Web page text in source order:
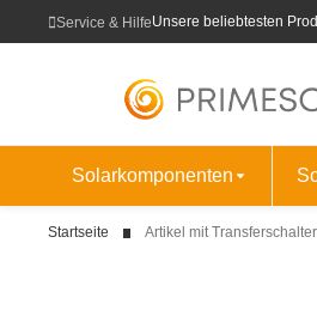
Service & HilfeUnsere beliebtesten
Solarkomponenten
Startseite Artikel mit